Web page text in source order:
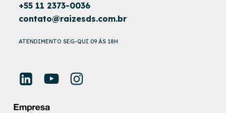
+55 11 2373-0036
contato@raizesds.com.br
ATENDIMENTO SEG-QUI 09 ÀS 18H